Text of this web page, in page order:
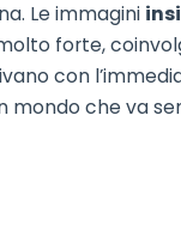
Le immagini
forte,
con
mondo che va